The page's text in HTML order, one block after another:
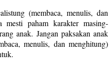
(membaca, menulis, dan
mesti paham karakter masing-
anak. Jangan paksakan anak
menulis, dan menghitung)